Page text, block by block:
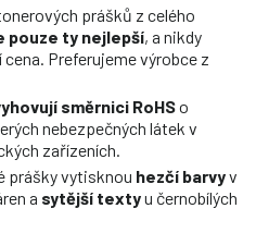
prášků z celého
pouze ty nejlepší, a nikdy
Preferujeme výrobce z
směrnici RoHSo
nebezpečných látek v
zařízeních.
prášky vytisknou hezčí barvyv
a sytější textyu černobílých